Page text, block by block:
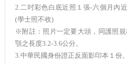
2.二吋彩色白底近照１張-六個月內
(學士照不收)
※附註：照片一定要大頭，同護照
顎之長度3.2-3.6公分。
3.中華民國身份證正反面影印本１份